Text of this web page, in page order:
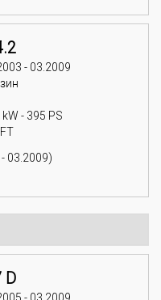
- 03.2009
- 395 PS
03.2009)
D